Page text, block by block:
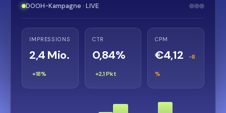
DOOH-Kampagne · LIVE
IMPRESSIONS
2,4 Mio.
+18%
CTR
0,84%
+2,1 Pkt
CPM
€4,12 −8
%